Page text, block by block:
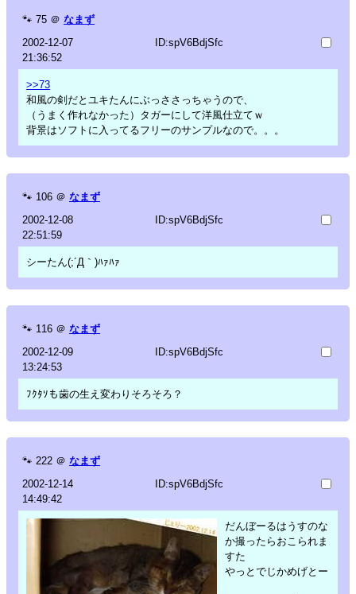
🐾 75 ＠ なまず
2002-12-07
21:36:52
ID:spV6BdjSfc
>>73
和風の剣だとユキたんにぶっささっちゃうので、
（うまく作れなかった）タガーにして洋風仕立てｗ
背景はソフトに入ってるフリーのサンプルなので。。。
🐾 106 ＠ なまず
2002-12-08
22:51:59
ID:spV6BdjSfc
シーたん(;´Д｀)ﾊｧﾊｧ
🐾 116 ＠ なまず
2002-12-09
13:24:53
ID:spV6BdjSfc
ﾌｸﾀｿも歯の生え変わりそろそろ？
🐾 222 ＠ なまず
2002-12-14
14:49:42
ID:spV6BdjSfc
だんぼーるはうすのな
か撮ったらおこられま
すた
やっとでじかめげとー